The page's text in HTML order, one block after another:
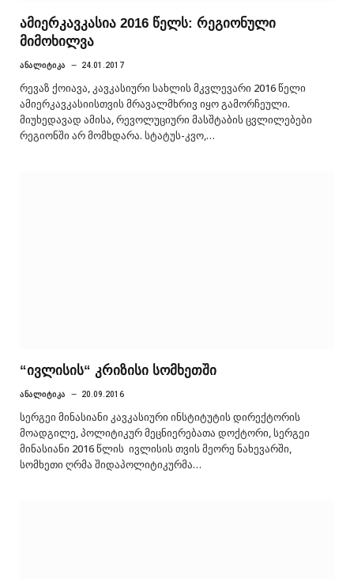
ამიერკავკასია 2016 წელს: რეგიონული
მიმოხილვა
ᲐᲜᲐᲚᲘᲢᲘᲙᲐ 24.01.2017
რევაზ ქოიავა, კავკასიური სახლის მკვლევარი 2016 წელი
ამიერკავკასიისთვის მრავალმხრივ იყო გამორჩეული.
მიუხედავად ამისა, რევოლუციური მასშტაბის ცვლილებები
რეგიონში არ მომხდარა. სტატუს-კვო,…
“ივლისის“ კრიზისი სომხეთში
ᲐᲜᲐᲚᲘᲢᲘᲙᲐ 20.09.2016
სერგეი მინასიანი კავკასიური ინსტიტუტის დირექტორის
მოადგილე, პოლიტიკურ მეცნიერებათა დოქტორი, სერგეი
მინასიანი 2016 წლის ივლისის თვის მეორე ნახევარში,
სომხეთი ღრმა შიდაპოლიტიკურმა…